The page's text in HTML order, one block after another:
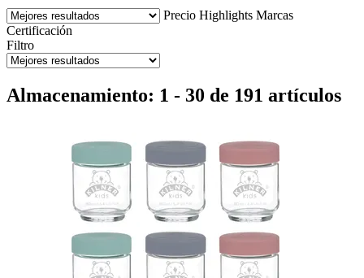
Precio Highlights Marcas
Certificación
Filtro
Almacenamiento: 1 - 30 de 191 artículos